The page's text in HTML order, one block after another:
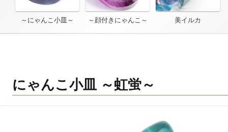
～にゃんこ小皿～ ～顔付きにゃんこ～ 美イルカ
にゃんこ小皿 ～虹蛍～